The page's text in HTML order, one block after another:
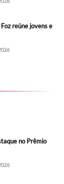
reúne jovens e
no Prêmio